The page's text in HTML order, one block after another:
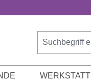
WERKSTATT